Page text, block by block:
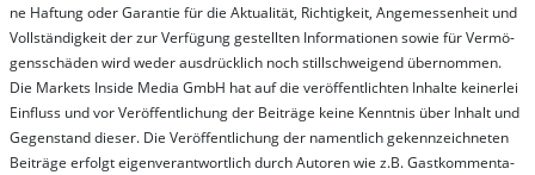
ne Haf­tung oder Ga­ran­tie für die Ak­tu­ali­tät, Rich­tig­keit, An­ge­mes­sen­heit und
Vol­lständ­ig­keit der zur Ver­fü­gung ge­stel­lt­en In­for­ma­tion­en so­wie für Ver­mö­
gens­schä­den wird we­der aus­drück­lich noch stil­lschwei­gend über­nom­men.
Die Mar­kets In­side Me­dia GmbH hat auf die ver­öf­fent­lich­ten In­hal­te kei­ner­lei
Ein­fluss und vor Ver­öf­fent­lich­ung der Bei­trä­ge kei­ne Ken­nt­nis über In­halt und
Ge­gen­stand die­ser. Die Ver­öf­fent­lich­ung der na­ment­lich ge­kenn­zeich­net­en
Bei­trä­ge er­folgt ei­gen­ver­ant­wort­lich durch Au­tor­en wie z.B. Gast­kom­men­ta­